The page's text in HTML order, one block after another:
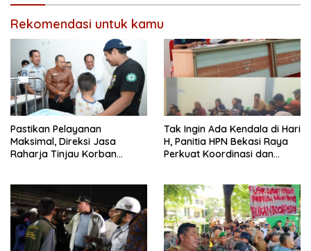
Rekomendasi untuk kamu
Pastikan Pelayanan
Maksimal, Direksi Jasa
Raharja Tinjau Korban
Tak Ingin Ada Kendala di Hari
H, Panitia HPN Bekasi Raya
Perkuat Koordinasi dan